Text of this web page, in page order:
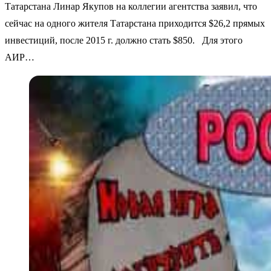
Татарстана Линар Якупов на коллегии агентства заявил, что
сейчас на одного жителя Татарстана приходится $26,2 прямых
инвестиций, после 2015 г. должно стать $850. Для этого
АИР…